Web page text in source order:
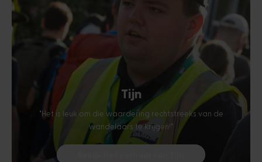
Tijn
"Het is leuk om die waardering rechtstreeks van de
wandelaars te krijgen!"